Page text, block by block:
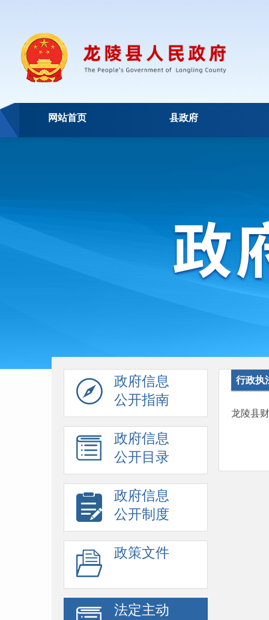
网站首页 县政府
政府信息
公开指南
政府信息
公开目录
政府信息
公开制度
政策文件
法定主动
行政执
龙陵县